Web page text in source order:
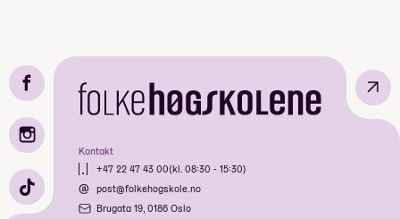
Kontakt
+47 22 47 43 00(kl. 08:30 - 15:30)
post@folkehogskole.no
Brugata 19, 0186 Oslo
↗